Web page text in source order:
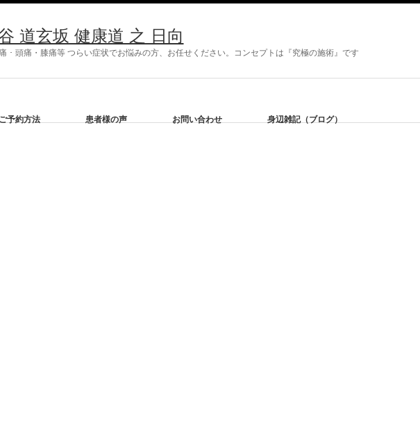
道玄坂 健康道 之 日向
頭痛・膝痛等 つらい症状でお悩みの方、お任せください。コンセプトは『究極の施術』です
ご予約方法 患者様の声 お問い合わせ 身辺雑記（ブログ）